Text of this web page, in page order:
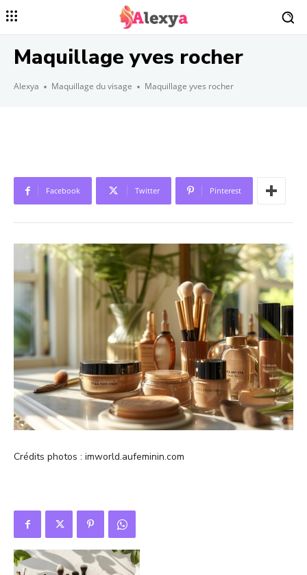
Maquillage yves rocher
Alexya Maquillage du visage Maquillage yves rocher
Facebook Twitter Pinterest
Crédits photos : imworld.aufeminin.com